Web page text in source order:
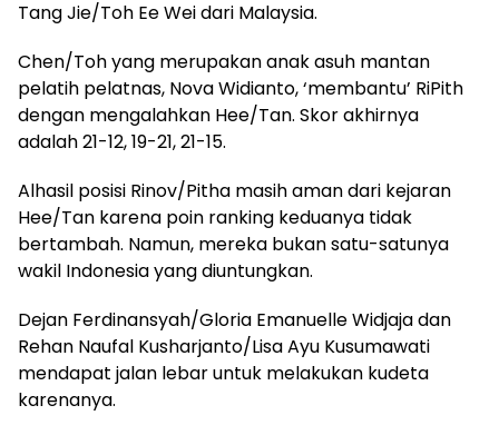
Tang Jie/Toh Ee Wei dari Malaysia.
Chen/Toh yang merupakan anak asuh mantan
pelatih pelatnas, Nova Widianto, ‘membantu’ RiPith
dengan mengalahkan Hee/Tan. Skor akhirnya
adalah 21-12, 19-21, 21-15.
Alhasil posisi Rinov/Pitha masih aman dari kejaran
Hee/Tan karena poin ranking keduanya tidak
bertambah. Namun, mereka bukan satu-satunya
wakil Indonesia yang diuntungkan.
Dejan Ferdinansyah/Gloria Emanuelle Widjaja dan
Rehan Naufal Kusharjanto/Lisa Ayu Kusumawati
mendapat jalan lebar untuk melakukan kudeta
karenanya.